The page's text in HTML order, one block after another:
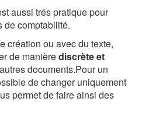
aussi trés pratique pour
de comptabilité.
création ou avec du texte,
de manièrediscrète et
documents.Pour un
de changer uniquement
permet de faire ainsi des